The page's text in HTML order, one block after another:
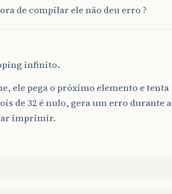
de compilar ele não deu erro ?
infinito.
ele pega o próximo elemento e tenta
de 32 é nulo, gera um erro durante a
imprimir.